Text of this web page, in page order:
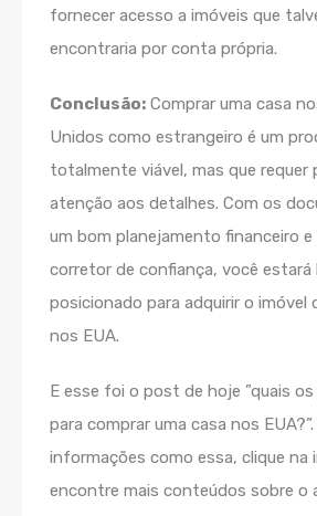
fornecer acesso a imóveis que
encontraria por conta própria.
Conclusão: Comprar uma casa
Unidos como estrangeiro é um
totalmente viável, mas que requer
atenção aos detalhes. Com os
um bom planejamento financeiro e
corretor de confiança, você estará
posicionado para adquirir o imóvel
nos EUA.
E esse foi o post de hoje ”quais os
para comprar uma casa nos
informações como essa, clique na
encontre mais conteúdos sobre o